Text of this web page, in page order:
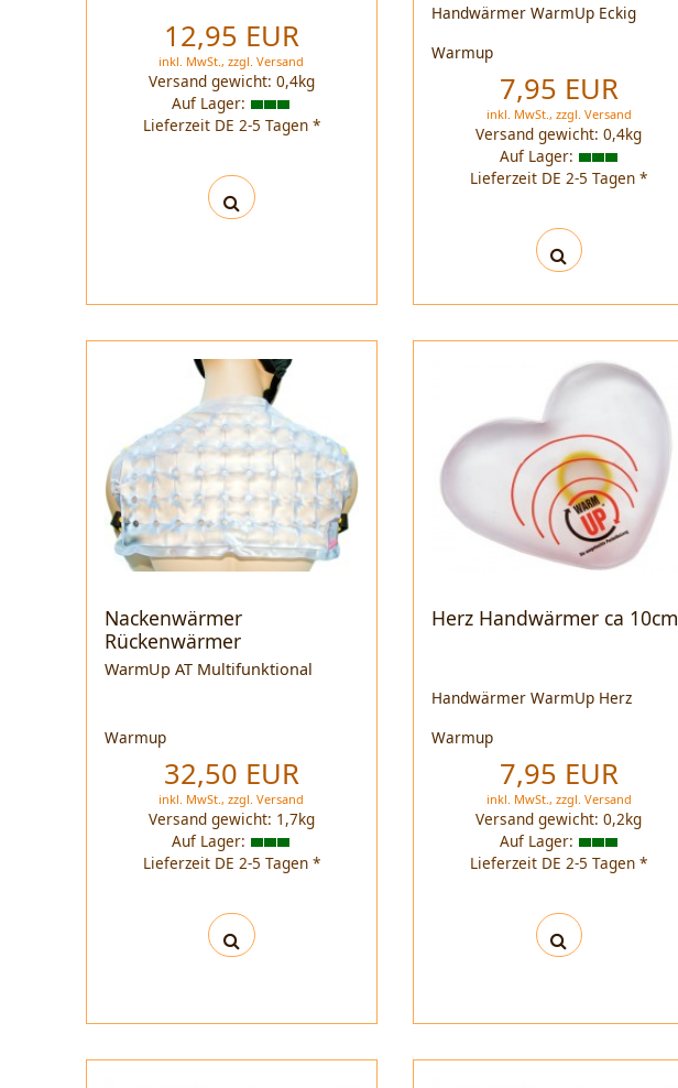
12,95 EUR
inkl. MwSt., zzgl.Versand
Versand gewicht: 0,4kg
Auf Lager:
Lieferzeit DE 2-5 Tagen *
Handwärmer WarmUp Eckig
Warmup
7,95 EUR
inkl. MwSt., zzgl. Versand
Versand gewicht:0,4kg
Auf Lager:
Lieferzeit DE 2-5 Tagen *
Nackenwärmer
Rückenwärmer
Schulterwärmer
WarmUp AT Multifunktional
Warmup
32,50 EUR
inkl. MwSt., zzgl.Versand
Versand gewicht: 1,7kg
Auf Lager:
Lieferzeit DE 2-5 Tagen *
Herz Handwärmer ca 10cm
Handwärmer WarmUp Herz
Warmup
7,95 EUR
inkl. MwSt., zzgl. Versand
Versand gewicht:0,2kg
Auf Lager:
Lieferzeit DE 2-5 Tagen *